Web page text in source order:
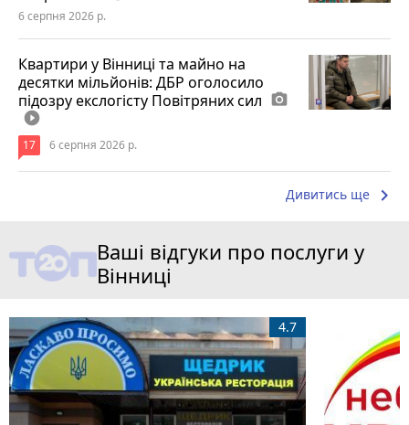
6 серпня 2026 р.
Квартири у Вінниці та майно на
десятки мільйонів: ДБР оголосило
підозру екслогісту Повітряних сил photo_camera
play_circle_filled
17 6 серпня 2026 р.
Дивитись ще keyboard_arrow_right
Ваші відгуки про послуги у
Вінниці
4.7